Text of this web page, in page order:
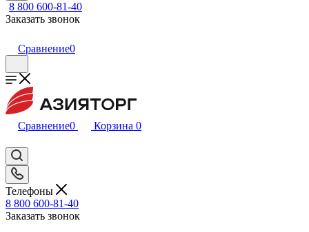
8 800 600-81-40
Заказать звонок
Сравнение0
Сравнение0 Корзина 0
Телефоны
8 800 600-81-40
Заказать звонок